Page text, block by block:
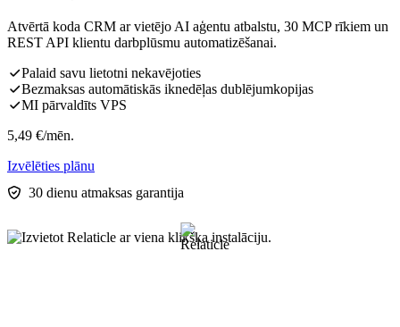
Atvērtā koda CRM ar vietējo AI aģentu atbalstu, 30 MCP rīkiem un
REST API klientu darbplūsmu automatizēšanai.
Palaid savu lietotni nekavējoties
Bezmaksas automātiskās iknedēļas dublējumkopijas
MI pārvaldīts VPS
5,49 €/mēn.
Izvēlēties plānu
30 dienu atmaksas garantija